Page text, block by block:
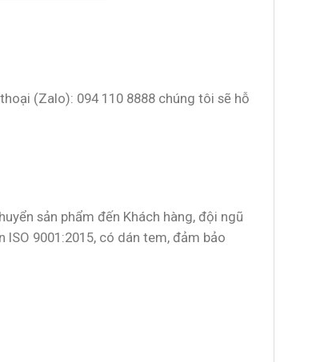
(Zalo): 094 110 8888 chúng tôi sẽ hỗ
sản phẩm đến Khách hàng, đội ngũ
9001:2015, có dán tem, đảm bảo